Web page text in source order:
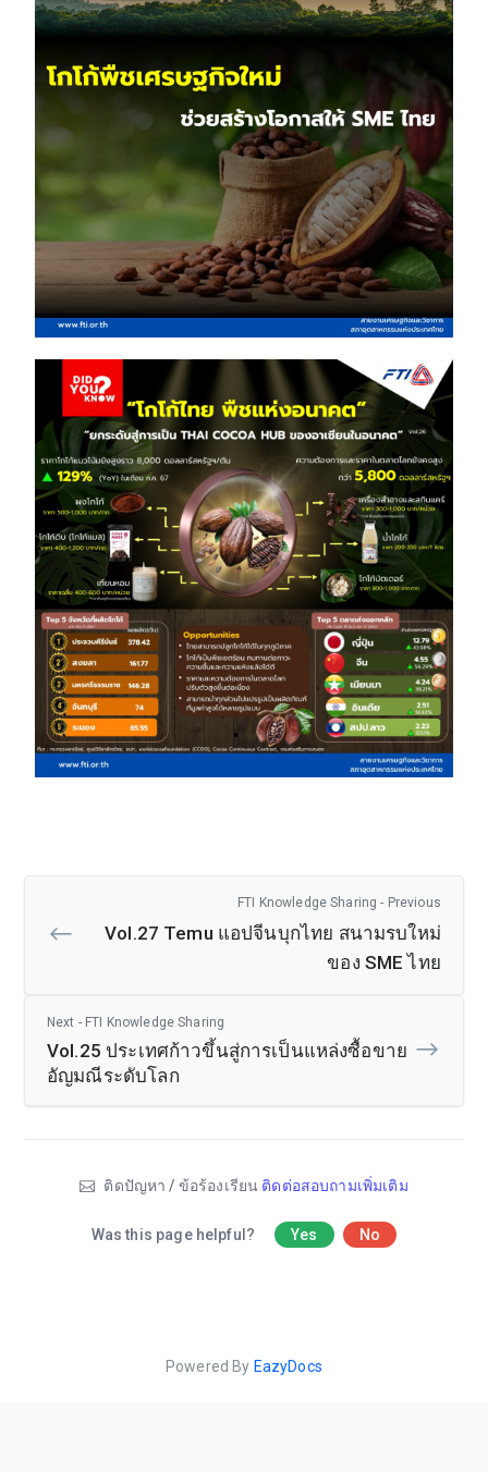
FTI Knowledge Sharing - Previous
Vol.27 Temu แอปจีนบุกไทย สนามรบใหม่
ของ SME ไทย
Next - FTI Knowledge Sharing
Vol.25 ประเทศก้าวขึ้นสู่การเป็นแหล่งซื้อขาย
อัญมณีระดับโลก
ติดปัญหา / ข้อร้องเรียน ติดต่อสอบถามเพิ่มเติม
Was this page helpful? Yes No
Powered By EazyDocs